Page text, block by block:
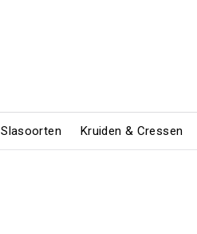
Slasoorten Kruiden & Cressen